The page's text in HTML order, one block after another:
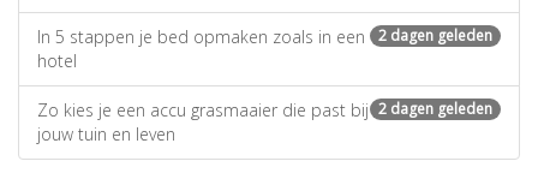
2 dagen geleden
In 5 stappen je bed opmaken zoals in een
hotel
2 dagen geleden
Zo kies je een accu grasmaaier die past bij
jouw tuin en leven